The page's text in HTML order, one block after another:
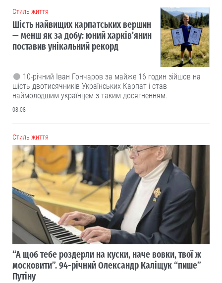
Cтиль життя
Шість найвищих карпатських вершин
— менш як за добу: юний харків’янин
поставив унікальний рекорд
10-річний Іван Гончаров за майже 16 годин зійшов на
шість двотисячників Українських Карпат і став
наймолодшим українцем з таким досягненням.
08.08
Cтиль життя
“А щоб тебе роздерли на куски, наче вовки, твої ж
московити”. 94-річний Олександр Каліщук “пише”
Путіну